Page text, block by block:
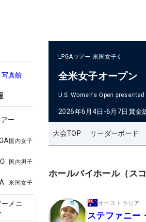
真館
ー
国内女子
国内男子
米国女子
メニ
LPGAツアー 米国女子
全米女子オープン
U.S. Women's Open presented
2026年6月4日-6月7日賞金
大会TOP リーダーボード
ホールバイホール（スコ
オーストラリア
ステファニー